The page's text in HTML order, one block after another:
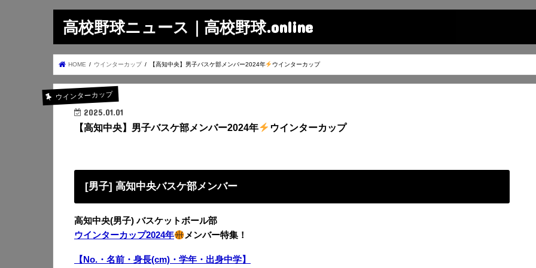
高校野球ニュース｜高校野球.online
HOME ウインターカップ 【高知中央】男子バスケ部メンバー2024年 ウインターカップ
ウインターカップ
2025.01.01
【高知中央】男子バスケ部メンバー2024年 ウインターカップ
[男子] 高知中央バスケ部メンバー
高知中央(男子) バスケットボール部
ウインターカップ2024年
メンバー特集！
【No.・名前・身長(cm)・学年・出身中学】